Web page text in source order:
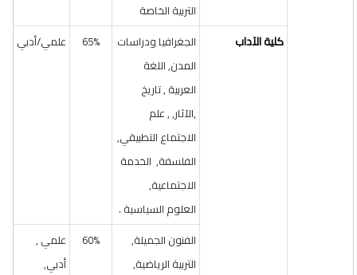
التربية الخاصة
كلية الآداب
الجغرافيا ودراسات
المدن, اللغة
العربية , تاريخ
,الآثار, , علم
الاجتماع التطبيقي,
الفلسفة, الخدمة
الاجتماعية,
العلوم السياسية .
65% علمي/أدبي
الفنون الجميلة,
التربية الرياضية,
60%
علمي ,
أدبي,